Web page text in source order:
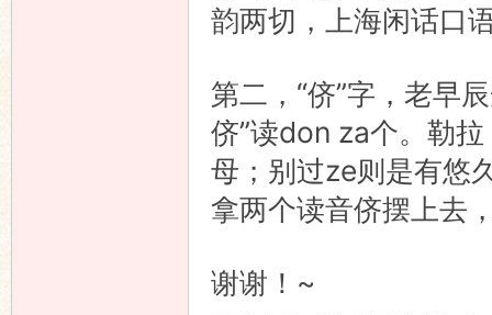
韵两切，上海闲话口
第二，“侪”字，老早
侪”读don za个。勒
母；别过ze则是有悠
拿两个读音侪摆上去
谢谢！~